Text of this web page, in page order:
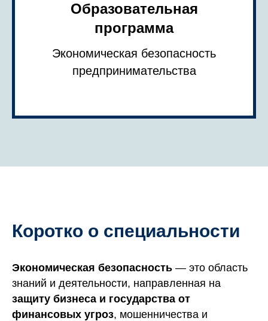
Образовательная
программа
Экономическая безопасность
предпринимательства
Коротко о специальности
Экономическая безопасность — это область
знаний и деятельности, направленная на
защиту бизнеса и государства от
финансовых угроз, мошенничества и